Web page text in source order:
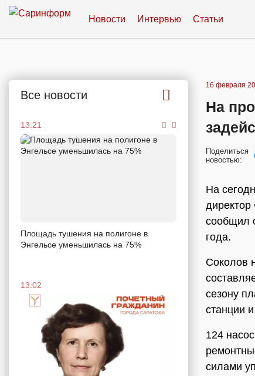
Новости Интервью Статьи
Все новости
13:21
Площадь тушения на полигоне в
Энгельсе уменьшилась на 75%
13:02
16 февраля
На
Поделиться
новостью:
На
сообщил
года.
Соколов
сезону
станции
124
силами